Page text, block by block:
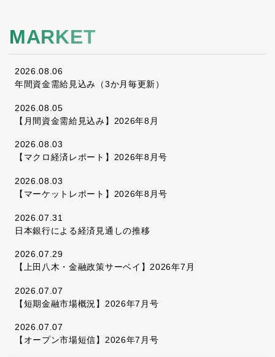
MARKET
2026.08.06
年間資金需給見込み（3か月毎更新）
2026.08.05
【月間資金需給見込み】2026年8月
2026.08.03
【マクロ経済レポート】2026年8月号
2026.08.03
【マーケットレポート】2026年8月号
2026.07.31
日本銀行による経済見通しの推移
2026.07.29
【上田八木・金融政策サーベイ】2026年7月
2026.07.07
【短期金融市場概況】2026年7月号
2026.07.07
【オープン市場短信】2026年7月号